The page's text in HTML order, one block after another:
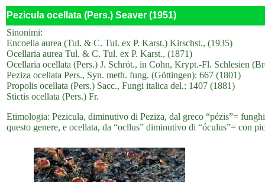
Pezicula ocellata (Pers.) Seaver (1951)
Sinonimi:
Encoelia aurea (Tul. & C. Tul. ex P. Karst.) Kirschst., (1935)
Ocellaria aurea Tul. & C. Tul. ex P. Karst., (1871)
Ocellaria ocellata (Pers.) J. Schröt., in Cohn, Krypt.-Fl. Schlesien
Peziza ocellata Pers., Syn. meth. fung. (Göttingen): 667 (1801)
Propolis ocellata (Pers.) Sacc., Fungi italica del.: 1407 (1881)
Stictis ocellata (Pers.) Fr.
Etimologia: Pezicula, diminutivo di Peziza, dal greco “pézis”=
questo genere, e ocellata, da “ocllus” diminutivo di “óculus”= con